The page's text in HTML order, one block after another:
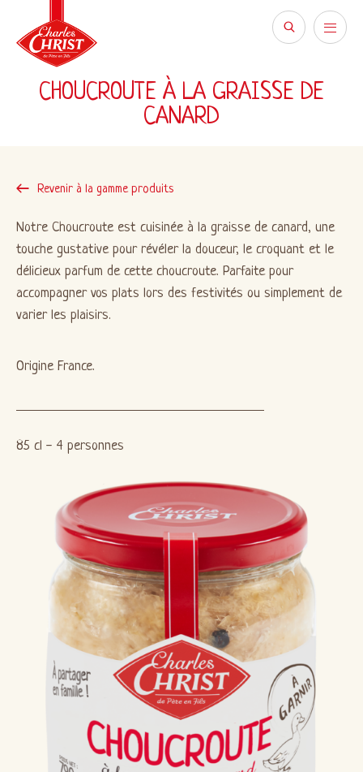
CHOUCROUTE À LA GRAISSE DE
CANARD
Revenir à la gamme produits
Notre Choucroute est cuisinée à la graisse de canard, une
touche gustative pour révéler la douceur, le croquant et le
délicieux parfum de cette choucroute. Parfaite pour
accompagner vos plats lors des festivités ou simplement de
varier les plaisirs.
Origine France.
85 cl - 4 personnes